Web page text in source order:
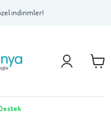
indirimler!